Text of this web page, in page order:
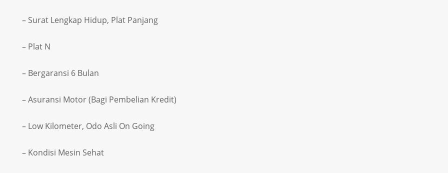
– Surat Lengkap Hidup, Plat Panjang
– Plat N
– Bergaransi 6 Bulan
– Asuransi Motor (Bagi Pembelian Kredit)
– Low Kilometer, Odo Asli On Going
– Kondisi Mesin Sehat